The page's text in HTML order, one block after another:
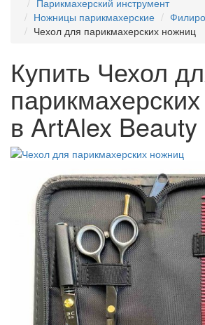
Парикмахерский инструмент
Ножницы парикмахерские
Чехол для парикмахерских ножниц
Купить Чехол
в ArtAlex